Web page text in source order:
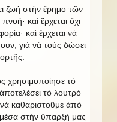
ζωή στὴν ἔρημο τῶν
καὶ ἔρχεται ὄχι
καὶ ἔρχεται νὰ
γιὰ νὰ τοὺς δώσει
χρησιμοποίησε τὸ
τὸ λουτρὸ
καθαριστοῦμε ἀπὸ
μέσα στὴν ὕπαρξή μας